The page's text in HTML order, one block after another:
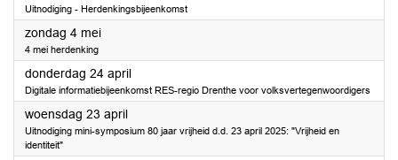
Uitnodiging - Herdenkingsbijeenkomst
zondag 4 mei2025
4 mei herdenking
donderdag 24 april2025
Digitale informatiebijeenkomst RES-regio Drenthe voor volksvertegenwoordigers
woensdag 23 april2025
Uitnodiging mini-symposium 80 jaar vrijheid d.d. 23 april 2025: "Vrijheid en
identiteit"